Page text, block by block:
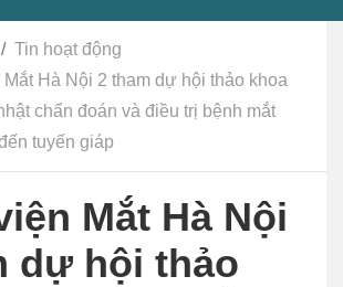
Tin hoạt động
Mắt Hà Nội 2 tham dự hội thảo khoa
chẩn đoán và điều trị bệnh mắt
tuyến giáp
Mắt Hà Nội
dự hội thảo